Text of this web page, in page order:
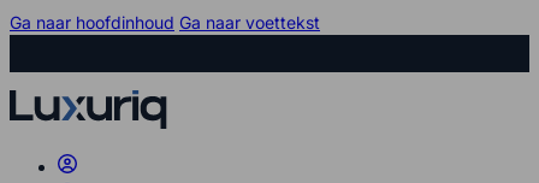
Ga naar hoofdinhoud Ga naar voettekst
Zoeken